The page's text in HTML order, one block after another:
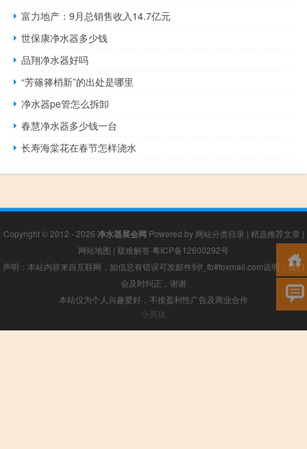
富力地产：9月总销售收入14.7亿元
世保康净水器多少钱
品翔净水器好吗
“芳篠箨梢新”的出处是哪里
净水器pe管怎么拆卸
春慧净水器多少钱一台
长寿海棠花在春节怎样浇水
Copyright © 2012 - 2026 净水器展会网 Powered by 网站分类目录 | 精选推荐文章 |
网站地图 | 疑难解答 粤ICP备12600292号
声明：本站内容来自互联网，如信息有错误可发邮件到f_fb#foxmail.com说明，我们
会及时纠正，谢谢
本站仅为个人兴趣爱好，不接盈利性广告及商业合作
小男孩